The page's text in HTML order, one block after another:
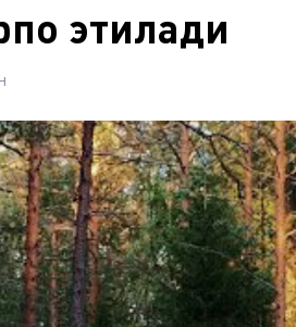
этилади